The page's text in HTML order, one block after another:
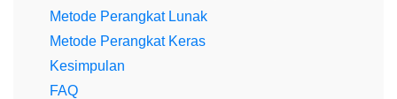
Metode Perangkat Lunak
Metode Perangkat Keras
Kesimpulan
FAQ